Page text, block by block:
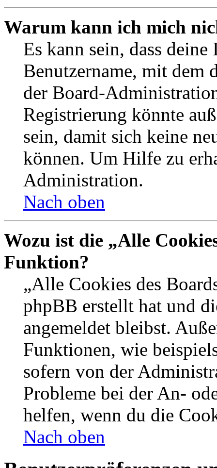
Warum kann ich mich
Es kann sein, dass
Benutzername, mit dem
der Board-
Registrierung könnte
sein, damit sich keine
können. Um Hilfe zu
Administration.
Nach oben
Wozu ist die „Alle
Funktion?
„Alle Cookies des
phpBB erstellt hat und
angemeldet bleibst.
Funktionen, wie
sofern von der
Probleme bei der An-
helfen, wenn du die
Nach oben